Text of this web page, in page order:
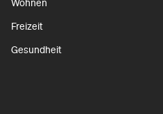
Wohnen
Freizeit
Gesundheit